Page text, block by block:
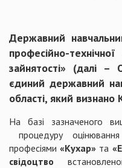
Державний
професійно-
зайнятості» (далі
єдиний державний
області, який визнано
На базі зазначеного
процедуру
професіями«Кухар» та
свідоцтво